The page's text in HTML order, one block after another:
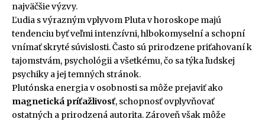
najväčšie výzvy.
Ľudia s výrazným vplyvom Pluta v horoskope majú
tendenciu byť veľmi intenzívni, hlbokomyselní a schopní
vnímať skryté súvislosti. Často sú prirodzene priťahovaní k
tajomstvám, psychológii a všetkému, čo sa týka ľudskej
psychiky a jej temných stránok.
Plutónska energia v osobnosti sa môže prejaviť ako
magnetická príťažlivosť, schopnosť ovplyvňovať
ostatných a prirodzená autorita. Zároveň však môže